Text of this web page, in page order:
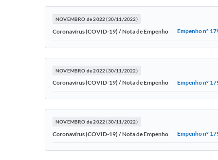
NOVEMBRO de 2022 (30/11/2022)
Coronavírus (COVID-19) / Nota de Empenho Empenho nº
NOVEMBRO de 2022 (30/11/2022)
Coronavírus (COVID-19) / Nota de Empenho Empenho nº
NOVEMBRO de 2022 (30/11/2022)
Coronavírus (COVID-19) / Nota de Empenho Empenho nº